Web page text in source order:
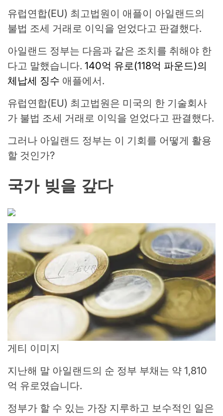
유럽연합(EU) 최고법원이 애플이 아일랜드의
불법 조세 거래로 이익을 얻었다고 판결했다.
아일랜드 정부는 다음과 같은 조치를 취해야 한
다고 말했습니다. 140억 유로(118억 파운드)의
체납세 징수 애플에서.
유럽연합(EU) 최고법원은 미국의 한 기술회사
가 불법 조세 거래로 이익을 얻었다고 판결했다.
그러나 아일랜드 정부는 이 기회를 어떻게 활용
할 것인가?
국가 빚을 갚다
게티 이미지
지난해 말 아일랜드의 순 정부 부채는 약 1,810
억 유로였습니다.
정부가 할 수 있는 가장 지루하고 보수적인 일은